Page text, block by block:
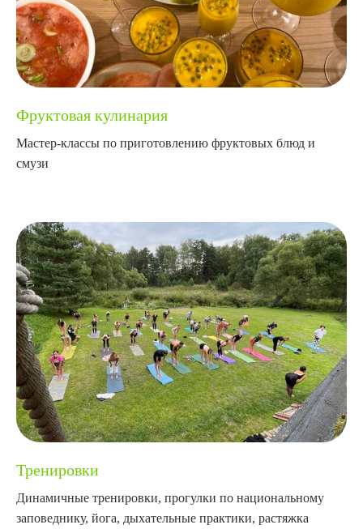
Фруктовая кулинария
Мастер-классы по приготовлению фруктовых блюд и
смузи
Тренировки
Динамичные тренировки, прогулки по национальному
заповеднику, йога, дыхательные практики, растяжка